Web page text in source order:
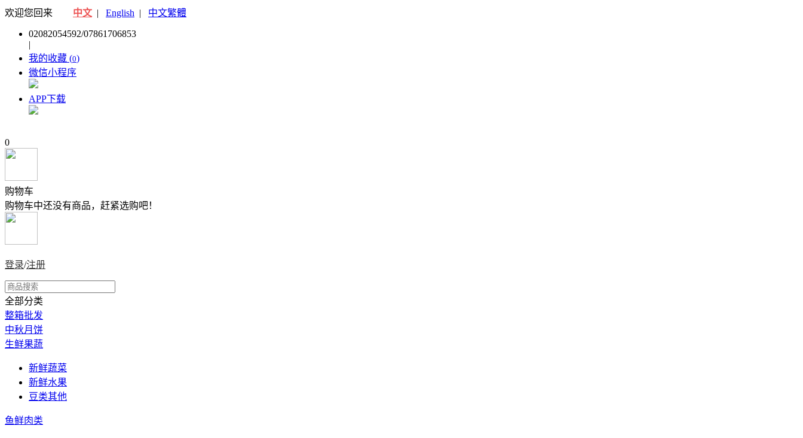
欢迎您回来 中文 | English | 中文繁體
02082054592/07861706853
|
我的收藏 (0)
微信小程序
APP下载
0
购物车
购物车中还没有商品，赶紧选购吧！
登录/注册
全部分类
整箱批发
中秋月饼
生鲜果蔬
新鲜蔬菜
新鲜水果
豆类其他
鱼鲜肉类